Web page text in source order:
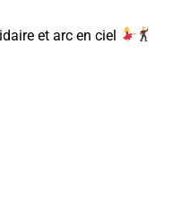
et arc en ciel